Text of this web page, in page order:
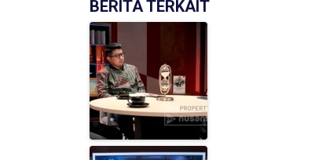
BERITA TERKAIT